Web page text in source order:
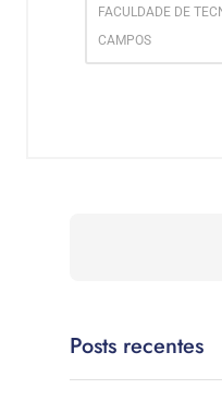
FACULDADE DE
CAMPOS
Posts recentes